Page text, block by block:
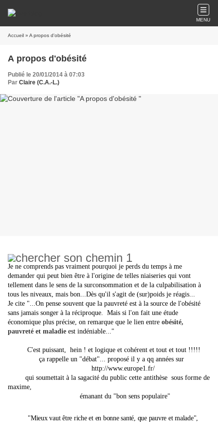
MENU
Accueil » A propos d'obésité
A propos d'obésité
Publié le 20/01/2014 à 07:03
Par Claire (C.A.-L.)
Je ne comprends pas vraiment pourquoi je perds du temps à me
demander qui peut bien être à l'origine de telles niaiseries qui vont
tellement dans le sens de la surconsommation et de la culpabilisation à
tous les niveaux, mais bon...Dès qu'il s'agit de (sur)poids je réagis...
Je cite "...On pense souvent que la pauvreté est à la source de l'obésité
sans jamais songer à la réciproque. Mais si l'on fait une étude
économique plus précise, on remarque que le lien entre obésité,
pauvreté et maladie est indéniable..."
C'est puissant, hein ! et logique et cohérent et tout et tout !!!!!
ça rappelle un "débat"... proposé il y a qq années sur
http://www.europe1.fr/
qui soumettait à la sagacité du public cette antithèse sous forme de
maxime,
émanant du "bon sens populaire"
"Mieux vaut être riche et en bonne santé, que pauvre et malade",